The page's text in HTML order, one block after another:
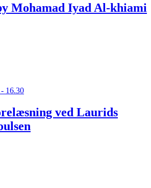
Mohamad Iyad Al-khiami
16.30
ved Laurids